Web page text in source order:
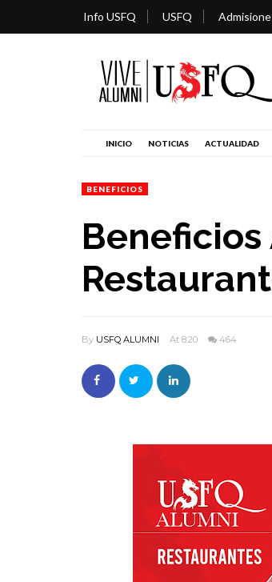
Info USFQ USFQ
INICIO NOTICIAS ACTUALIDAD
BENEFICIOS
By USFQ ALUMNI At 8:20 464